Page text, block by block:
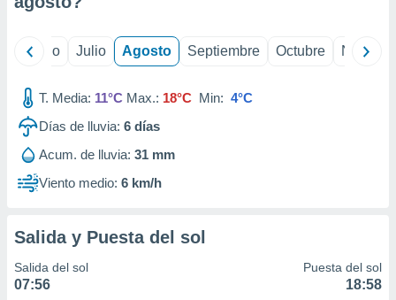
mediante
publicidad
publicidad
1199
Junio Julio Agosto Septiembre Octubre
T. Media: 11°C Max.: 18°C Min: 4°C
Días de lluvia: 6 días
Acum. de lluvia: 31 mm
Viento medio: 6 km/h
Salida y Puesta del sol
Salida del sol
07:56
Puesta del sol
18:58